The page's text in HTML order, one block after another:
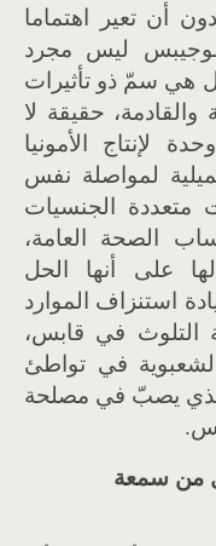
أن تعير اهتماما
ليس مجرد
هي سمّ ذو تأثيرات
والقادمة، حقيقة لا
لإنتاج الأمونيا
لمواصلة نفس
متعددة الجنسيات
الصحة العامة،
لها على أنها الحل
استنزاف الموارد
التلوث في قابس،
في تواطئ
يصبّ في مصلحة
من سمعة